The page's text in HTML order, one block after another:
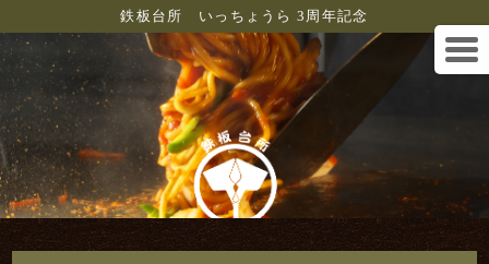
鉄板台所 いっちょうら 3周年記念